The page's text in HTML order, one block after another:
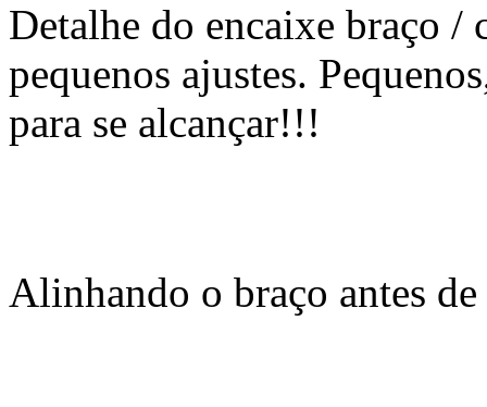
Detalhe do encaixe braço /
pequenos ajustes.
para se alcançar!!!
Alinhando o braço antes